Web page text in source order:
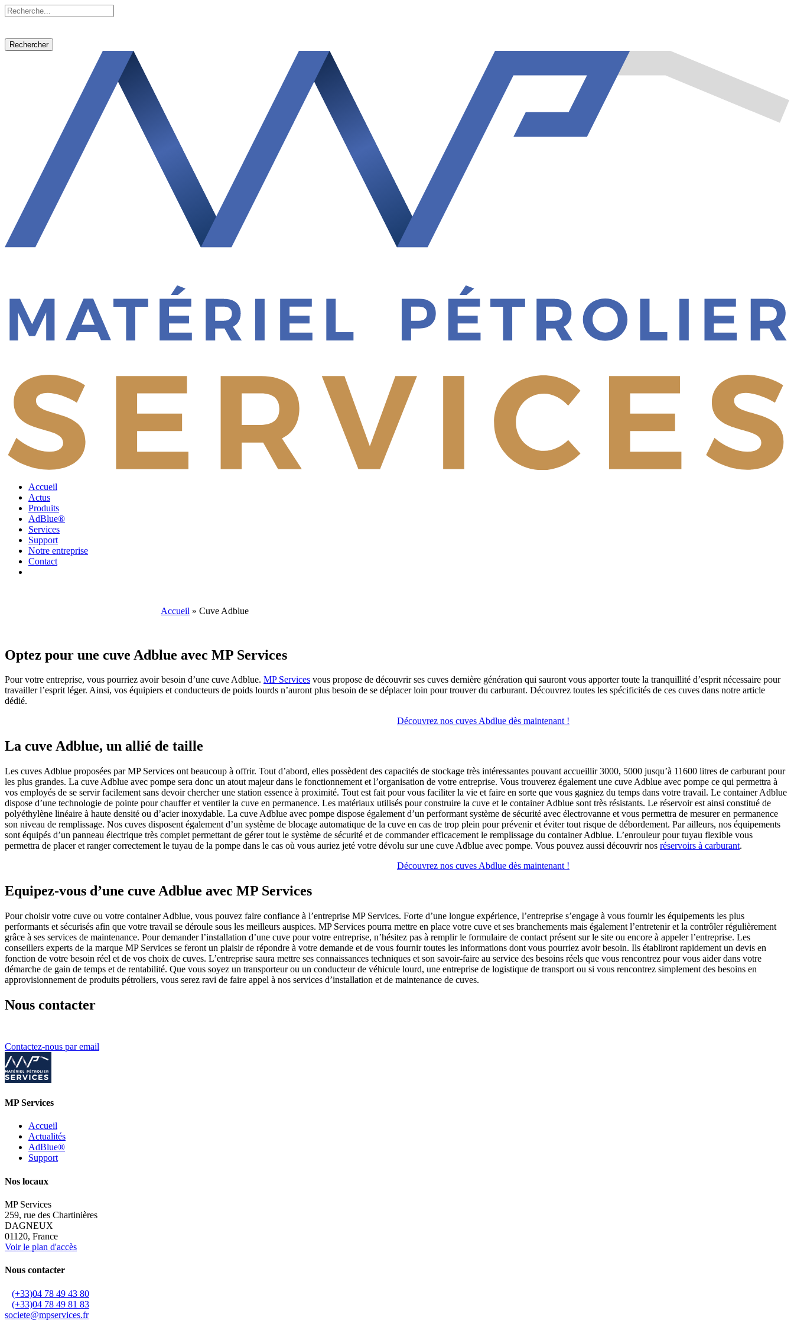
Rechercher
Accueil
Actus
Produits
AdBlue®
Services
Support
Notre entreprise
Contact
Accueil » Cuve Adblue
Optez pour une cuve Adblue avec MP Services
Pour votre entreprise, vous pourriez avoir besoin d’une cuve Adblue. MP Services vous propose de découvrir ses cuves dernière génération qui sauront vous apporter toute la tranquillité d’esprit nécessaire pour
travailler l’esprit léger. Ainsi, vos équipiers et conducteurs de poids lourds n’auront plus besoin de se déplacer loin pour trouver du carburant. Découvrez toutes les spécificités de ces cuves dans notre article
dédié.
Découvrez nos cuves Abdlue dès maintenant !
La cuve Adblue, un allié de taille
Les cuves Adblue proposées par MP Services ont beaucoup à offrir. Tout d’abord, elles possèdent des capacités de stockage très intéressantes pouvant accueillir 3000, 5000 jusqu’à 11600 litres de carburant pour
les plus grandes. La cuve Adblue avec pompe sera donc un atout majeur dans le fonctionnement et l’organisation de votre entreprise. Vous trouverez également une cuve Adblue avec pompe ce qui permettra à
vos employés de se servir facilement sans devoir chercher une station essence à proximité. Tout est fait pour vous faciliter la vie et faire en sorte que vous gagniez du temps dans votre travail. Le container Adblue
dispose d’une technologie de pointe pour chauffer et ventiler la cuve en permanence. Les matériaux utilisés pour construire la cuve et le container Adblue sont très résistants. Le réservoir est ainsi constitué de
polyéthylène linéaire à haute densité ou d’acier inoxydable. La cuve Adblue avec pompe dispose également d’un performant système de sécurité avec électrovanne et vous permettra de mesurer en permanence
son niveau de remplissage. Nos cuves disposent également d’un système de blocage automatique de la cuve en cas de trop plein pour prévenir et éviter tout risque de débordement. Par ailleurs, nos équipements
sont équipés d’un panneau électrique très complet permettant de gérer tout le système de sécurité et de commander efficacement le remplissage du container Adblue. L’enrouleur pour tuyau flexible vous
permettra de placer et ranger correctement le tuyau de la pompe dans le cas où vous auriez jeté votre dévolu sur une cuve Adblue avec pompe. Vous pouvez aussi découvrir nos réservoirs à carburant.
Découvrez nos cuves Abdlue dès maintenant !
Equipez-vous d’une cuve Adblue avec MP Services
Pour choisir votre cuve ou votre container Adblue, vous pouvez faire confiance à l’entreprise MP Services. Forte d’une longue expérience, l’entreprise s’engage à vous fournir les équipements les plus
performants et sécurisés afin que votre travail se déroule sous les meilleurs auspices. MP Services pourra mettre en place votre cuve et ses branchements mais également l’entretenir et la contrôler régulièrement
grâce à ses services de maintenance. Pour demander l’installation d’une cuve pour votre entreprise, n’hésitez pas à remplir le formulaire de contact présent sur le site ou encore à appeler l’entreprise. Les
conseillers experts de la marque MP Services se feront un plaisir de répondre à votre demande et de vous fournir toutes les informations dont vous pourriez avoir besoin. Ils établiront rapidement un devis en
fonction de votre besoin réel et de vos choix de cuves. L’entreprise saura mettre ses connaissances techniques et son savoir-faire au service des besoins réels que vous rencontrez pour vous aider dans votre
démarche de gain de temps et de rentabilité. Que vous soyez un transporteur ou un conducteur de véhicule lourd, une entreprise de logistique de transport ou si vous rencontrez simplement des besoins en
approvisionnement de produits pétroliers, vous serez ravi de faire appel à nos services d’installation et de maintenance de cuves.
Nous contacter
Contactez-nous par email
MP Services
Accueil
Actualités
AdBlue®
Support
Nos locaux
MP Services
259, rue des Chartinières
DAGNEUX
01120, France
Voir le plan d'accès
Nous contacter
(+33)04 78 49 43 80
(+33)04 78 49 81 83
societe@mpservices.fr